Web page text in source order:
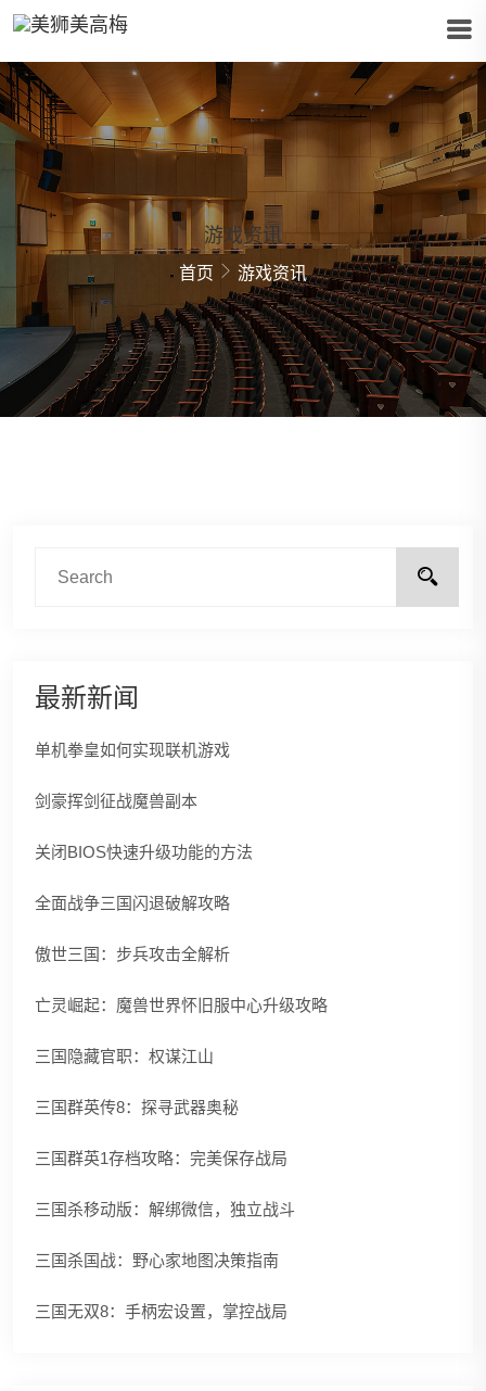
游戏资讯
首页 游戏资讯
最新新闻
单机拳皇如何实现联机游戏
剑豪挥剑征战魔兽副本
关闭BIOS快速升级功能的方法
全面战争三国闪退破解攻略
傲世三国：步兵攻击全解析
亡灵崛起：魔兽世界怀旧服中心升级攻略
三国隐藏官职：权谋江山
三国群英传8：探寻武器奥秘
三国群英1存档攻略：完美保存战局
三国杀移动版：解绑微信，独立战斗
三国杀国战：野心家地图决策指南
三国无双8：手柄宏设置，掌控战局